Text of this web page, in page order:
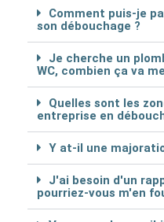
Comment puis-je
son débouchage ?
Je cherche un
WC, combien ça va
Quelles sont les
entreprise en
Y at-il une
J'ai besoin d'un
pourriez-vous m'en